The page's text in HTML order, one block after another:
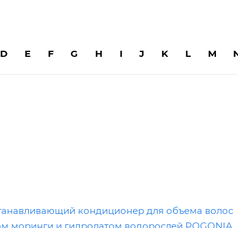
D E F G H I J K L M